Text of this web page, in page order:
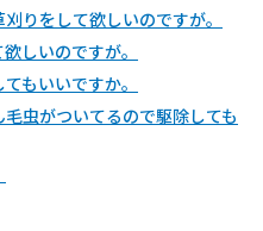
りをして欲しいのですが。
しいのですが。
もいいですか。
虫がついてるので駆除しても